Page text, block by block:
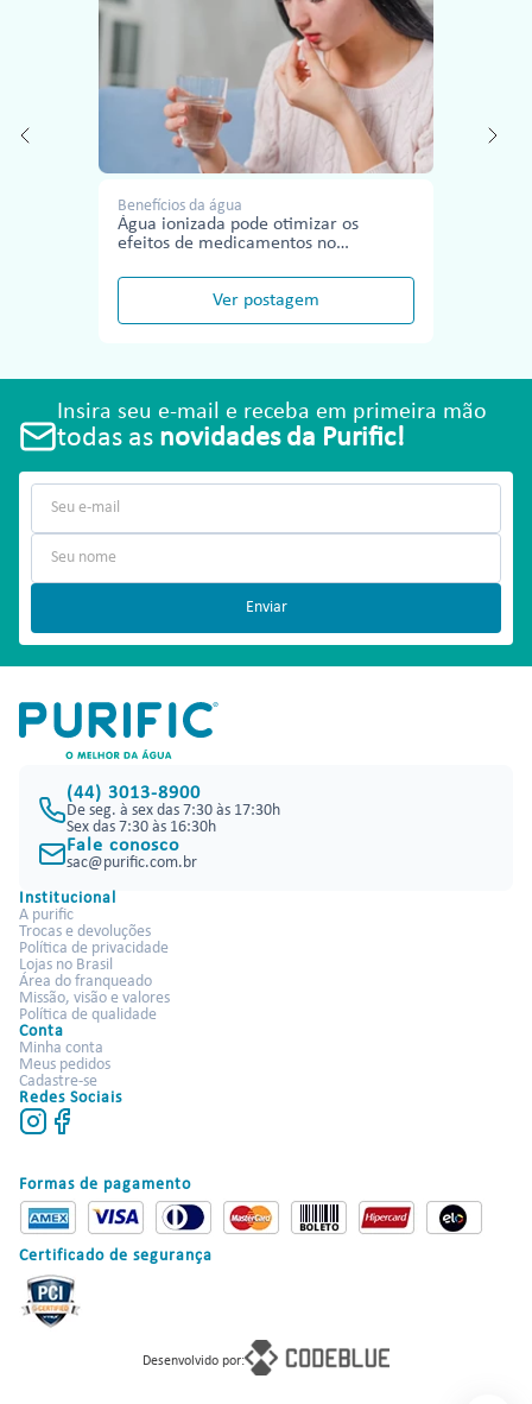
Benefícios da água
Água ionizada pode otimizar os
efeitos de medicamentos no
Ver postagem
Insira seu e-mail e receba em primeira mão
todas as novidades da Purific!
Enviar
(44) 3013-8900
De seg. à sex das 7:30 às 17:30h
Sex das 7:30 às 16:30h
Fale conosco
sac@purific.com.br
Institucional
A purific
Trocas e devoluções
Política de privacidade
Lojas no Brasil
Área do franqueado
Missão, visão e valores
Política de qualidade
Conta
Minha conta
Meus pedidos
Cadastre-se
Redes Sociais
Formas de pagamento
Certificado de segurança
Desenvolvido por: